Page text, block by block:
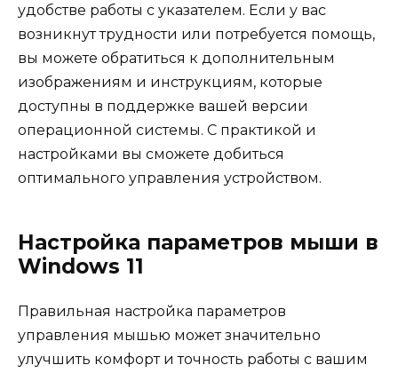
удобстве работы с указателем. Если у вас
возникнут трудности или потребуется помощь,
вы можете обратиться к дополнительным
изображениям и инструкциям, которые
доступны в поддержке вашей версии
операционной системы. С практикой и
настройками вы сможете добиться
оптимального управления устройством.
Настройка параметров мыши в
Windows 11
Правильная настройка параметров
управления мышью может значительно
улучшить комфорт и точность работы с вашим